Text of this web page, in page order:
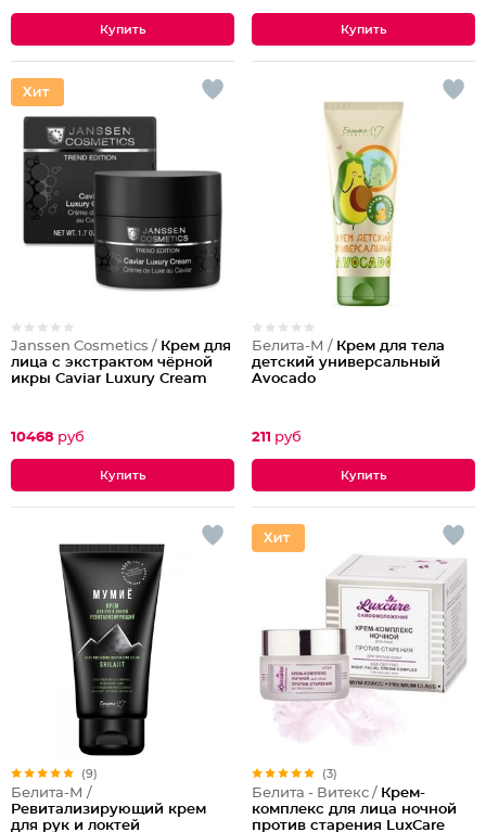
Janssen Cosmetics / Крем для
лица с экстрактом чёрной
икры Caviar Luxury Cream
10468 руб
Белита-М / Крем для тела
детский универсальный
Avocado
211 руб
(9)
Белита-М /
Ревитализирующий крем
для рук и локтей
(3)
Белита - Витекс / Крем-
комплекс для лица ночной
против старения LuxCare